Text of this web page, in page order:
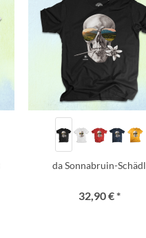
da Sonnabruin-Schädl
32,90 € *